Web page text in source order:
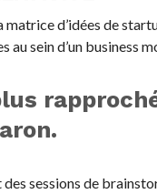
d’idées de
sein d’un business
sessions de